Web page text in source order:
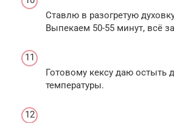
Ставлю в разогретую
Выпекаем 50-55 минут, всё
Готовому кексу даю остыть
температуры.